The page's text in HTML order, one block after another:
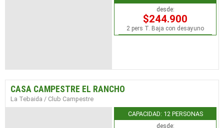
desde:
$244.900
2 pers T. Baja con desayuno
CASA CAMPESTRE EL RANCHO
La Tebaida / Club Campestre
CAPACIDAD: 12 PERSONAS
desde: